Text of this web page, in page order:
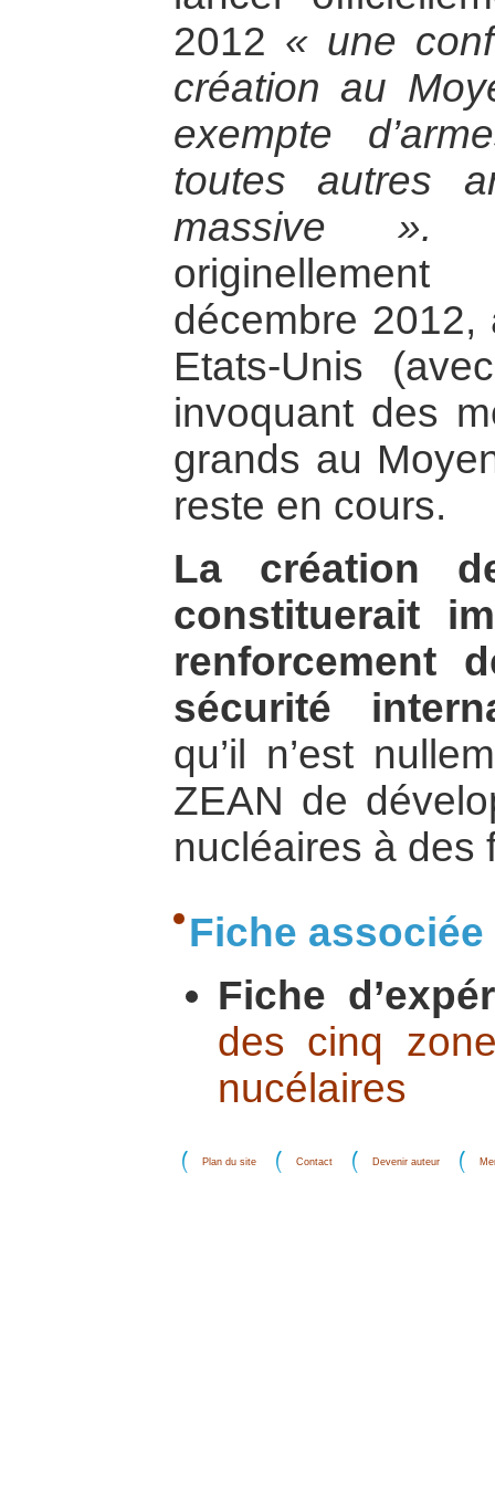
2012 « une
création au
exempte
toutes autres
massive ».
décembre
Etats-Unis
invoquant des
grands au
reste en cours.
La création
constituerait
renforcement
sécurité
qu’il n’est
ZEAN de
nucléaires à des
Fiche associée
Fiche
des cinq
nucélaires
Plan du site Contact Devenir auteur